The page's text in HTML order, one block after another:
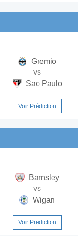
Gremio
vs
Sao Paulo
Voir Prédiction
Barnsley
vs
Wigan
Voir Prédiction